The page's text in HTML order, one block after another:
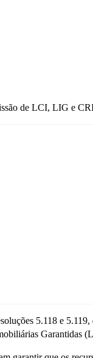
de LCI, LIG e
5.118 e
Garantidas